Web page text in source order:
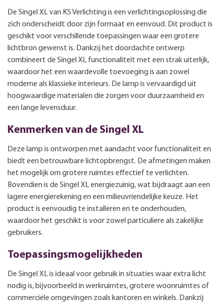
De Singel XL van KS Verlichting is een verlichtingsoplossing die
zich onderscheidt door zijn formaat en eenvoud. Dit product is
geschikt voor verschillende toepassingen waar een grotere
lichtbron gewenst is. Dankzij het doordachte ontwerp
combineert de Singel XL functionaliteit met een strak uiterlijk,
waardoor het een waardevolle toevoeging is aan zowel
moderne als klassieke interieurs. De lamp is vervaardigd uit
hoogwaardige materialen die zorgen voor duurzaamheid en
een lange levensduur.
Kenmerken van de Singel XL
Deze lamp is ontworpen met aandacht voor functionaliteit en
biedt een betrouwbare lichtopbrengst. De afmetingen maken
het mogelijk om grotere ruimtes effectief te verlichten.
Bovendien is de Singel XL energiezuinig, wat bijdraagt aan een
lagere energierekening en een milieuvriendelijke keuze. Het
product is eenvoudig te installeren en te onderhouden,
waardoor het geschikt is voor zowel particuliere als zakelijke
gebruikers.
Toepassingsmogelijkheden
De Singel XL is ideaal voor gebruik in situaties waar extra licht
nodig is, bijvoorbeeld in werkruimtes, grotere woonruimtes of
commerciële omgevingen zoals kantoren en winkels. Dankzij